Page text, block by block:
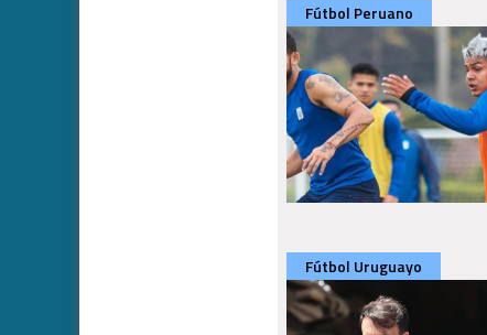
Fútbol Peruano
Fútbol Uruguayo